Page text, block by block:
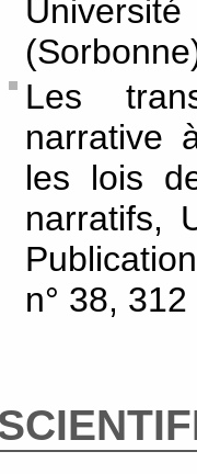
Les
narrative
les lois
narratifs,
n° 38, 312